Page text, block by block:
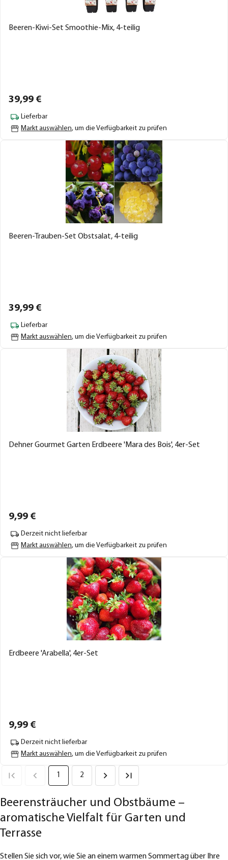
Beeren-Kiwi-Set Smoothie-Mix, 4-teilig
39,99 €
Lieferbar
Markt auswählen, um die Verfügbarkeit zu prüfen
Beeren-Trauben-Set Obstsalat, 4-teilig
39,99 €
Lieferbar
Markt auswählen, um die Verfügbarkeit zu prüfen
Dehner Gourmet Garten Erdbeere 'Mara des Bois', 4er-Set
9,99 €
Derzeit nicht lieferbar
Markt auswählen, um die Verfügbarkeit zu prüfen
Erdbeere 'Arabella', 4er-Set
9,99 €
Derzeit nicht lieferbar
Markt auswählen, um die Verfügbarkeit zu prüfen
1 2
Beerensträucher und Obstbäume –
aromatische Vielfalt für Garten und
Terrasse
Stellen Sie sich vor, wie Sie an einem warmen Sommertag über Ihre